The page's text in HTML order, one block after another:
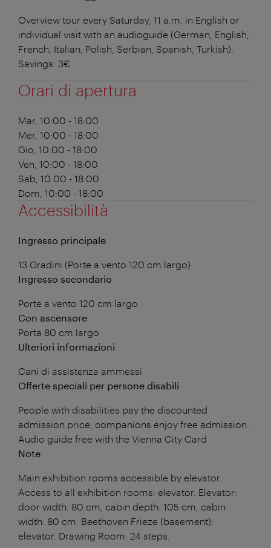
Overview tour every Saturday, 11 a.m. in English or
individual visit with an audioguide (German, English,
French, Italian, Polish, Serbian, Spanish, Turkish).
Savings: 3€
Orari di apertura
Mar, 10:00 - 18:00
Mer, 10:00 - 18:00
Gio, 10:00 - 18:00
Ven, 10:00 - 18:00
Sab, 10:00 - 18:00
Dom, 10:00 - 18:00
Accessibilità
Ingresso principale
13 Gradini (Porte a vento 120 cm largo)
Ingresso secondario
Porte a vento 120 cm largo
Con ascensore
Porta 80 cm largo
Ulteriori informazioni
Cani di assistenza ammessi
Offerte speciali per persone disabili
People with disabilities pay the discounted
admission price, companions enjoy free admission.
Audio guide free with the Vienna City Card
Note
Main exhibition rooms accessible by elevator.
Access to all exhibition rooms: elevator. Elevator:
door width: 80 cm, cabin depth: 105 cm, cabin
width: 80 cm. Beethoven Frieze (basement):
elevator. Drawing Room: 24 steps.